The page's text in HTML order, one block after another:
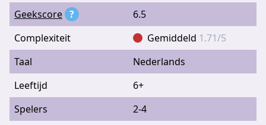
Geekscore ?
6.5
Complexiteit
Gemiddeld 1.71/5
Taal
Nederlands
Leeftijd
6+
Spelers
2-4